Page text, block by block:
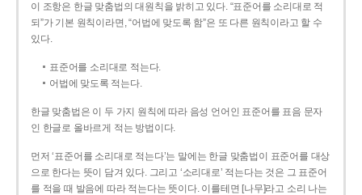
이 조항은 한글 맞춤법의 대원칙을 밝히고 있다. “표준어를 소리대로 적
되”가 기본 원칙이라면, “어법에 맞도록 함”은 또 다른 원칙이라고 할 수
있다.
표준어를 소리대로 적는다.
어법에 맞도록 적는다.
한글 맞춤법은 이 두 가지 원칙에 따라 음성 언어인 표준어를 표음 문자
인 한글로 올바르게 적는 방법이다.
먼저 ‘표준어를 소리대로 적는다’는 말에는 한글 맞춤법이 표준어를 대상
으로 한다는 뜻이 담겨 있다. 그리고 ‘소리대로’ 적는다는 것은 그 표준어
를 적을 때 발음에 따라 적는다는 뜻이다. 이를테면 [나무]라고 소리 나는